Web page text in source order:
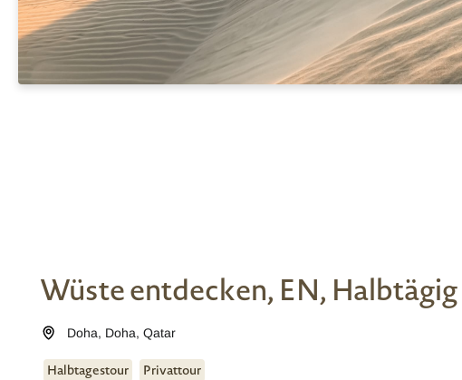
Wüste entdecken, EN, Halbtägig
Doha, Doha,Qatar
Halbtagestour Privattour